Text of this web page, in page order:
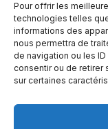
Pour offrir les
technologies telles
informations des
nous permettra de
de navigation ou les
consentir ou de
sur certaines